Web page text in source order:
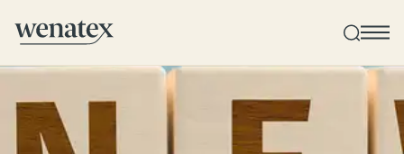
Wenatex Schlafberatung
Produktberatung zu Hause, im Store oder online!